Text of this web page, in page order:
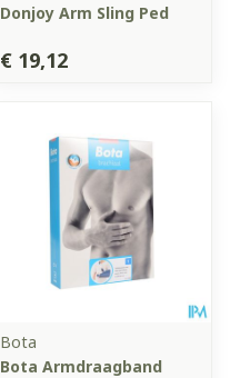
Donjoy Arm Sling Ped
€ 19,12
Bota
Bota Armdraagband